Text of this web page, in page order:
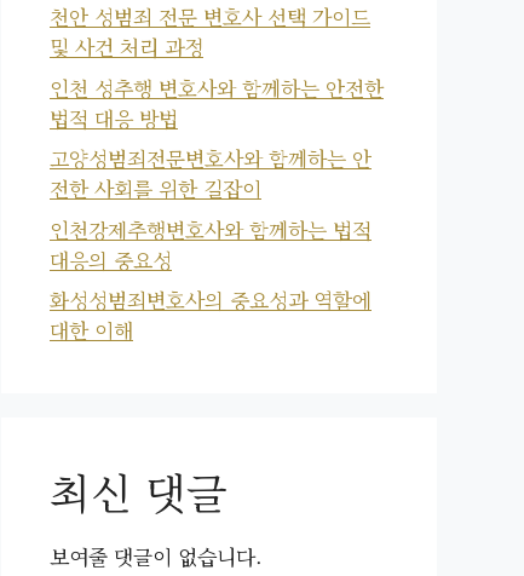
천안 성범죄 전문 변호사 선택 가이드
및 사건 처리 과정
인천 성추행 변호사와 함께하는 안전한
법적 대응 방법
고양성범죄전문변호사와 함께하는 안
전한 사회를 위한 길잡이
인천강제추행변호사와 함께하는 법적
대응의 중요성
화성성범죄변호사의 중요성과 역할에
대한 이해
최신 댓글
보여줄 댓글이 없습니다.